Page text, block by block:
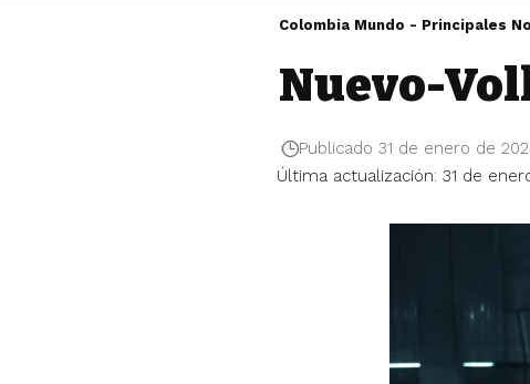
Colombia Mundo - Principales
Nuevo-
Última actualización: 31 de
Publicado 31 de enero de